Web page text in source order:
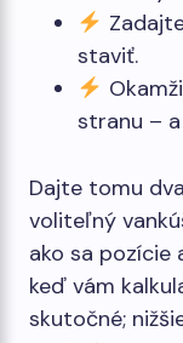
staviť.
stranu –
Dajte tomu
voliteľný
ako sa pozície
keď vám
skutočné;